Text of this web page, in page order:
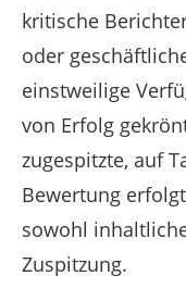
kritische
oder
einstweilige
von Erfolg
zugespitzte, auf
Bewertung
sowohl
Zuspitzung.